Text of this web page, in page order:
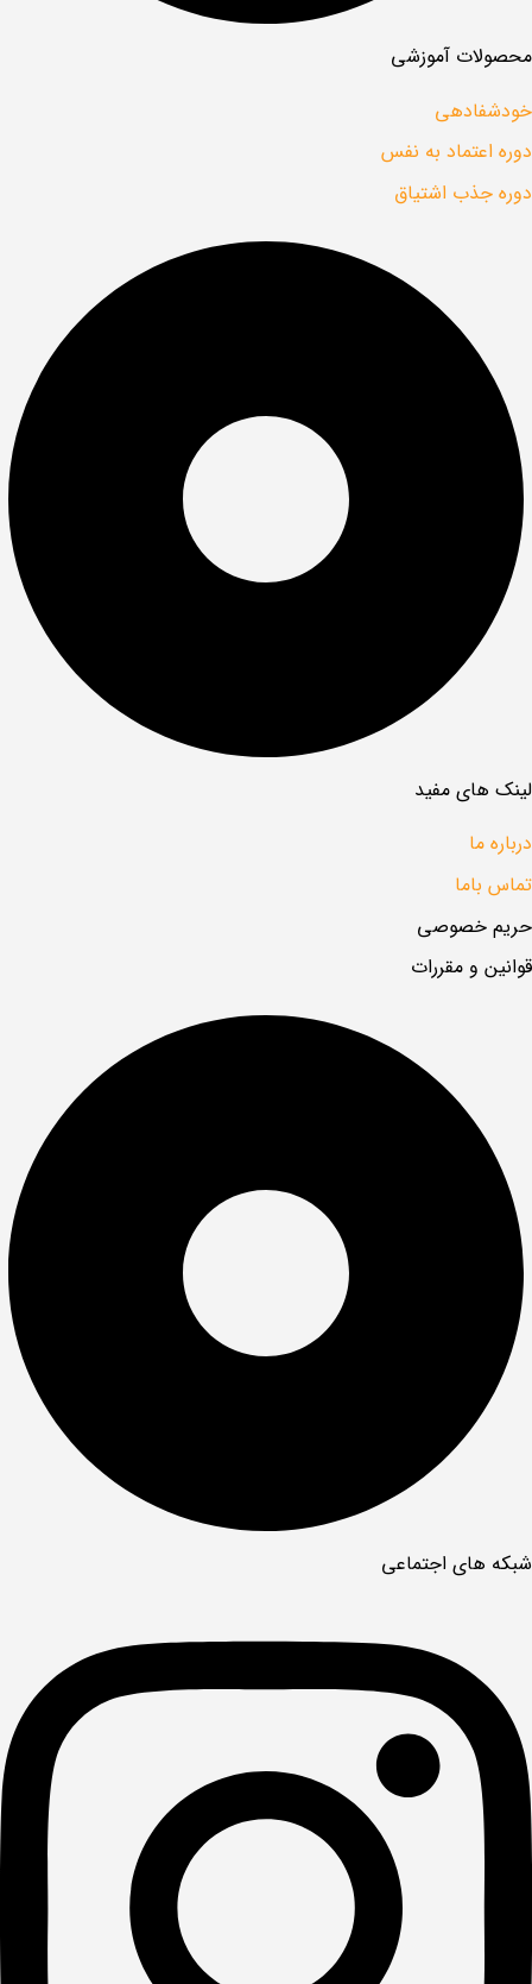
محصولات آموزشی
خودشفادهی
دوره اعتماد به نفس
دوره جذب اشتیاق
لینک های مفید
درباره ما
تماس باما
حریم خصوصی
قوانین و مقررات
شبکه های اجتماعی